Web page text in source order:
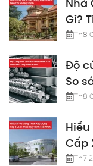
Nhà
Gì?
Th8
Độ
So
Th8
Hiểu
Cấp
Nhất
Th7